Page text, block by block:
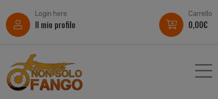
Login here
Il mio profilo
Carrello
0,00€